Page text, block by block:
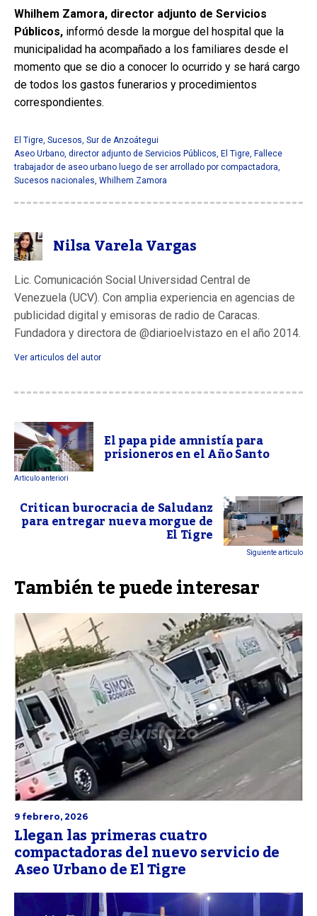
Whilhem Zamora, director adjunto de Servicios
Públicos, informó desde la morgue del hospital que la
municipalidad ha acompañado a los familiares desde el
momento que se dio a conocer lo ocurrido y se hará cargo
de todos los gastos funerarios y procedimientos
correspondientes.
El Tigre, Sucesos, Sur de Anzoátegui
Aseo Urbano, director adjunto de Servicios Públicos, El Tigre, Fallece
trabajador de aseo urbano luego de ser arrollado por compactadora,
Sucesos nacionales, Whilhem Zamora
Nilsa Varela Vargas
Lic. Comunicación Social Universidad Central de
Venezuela (UCV). Con amplia experiencia en agencias de
publicidad digital y emisoras de radio de Caracas.
Fundadora y directora de @diarioelvistazo en el año 2014.
Ver articulos del autor
El papa pide amnistía para
prisioneros en el Año Santo
Articulo anteriori
Critican burocracia de Saludanz
para entregar nueva morgue de
El Tigre
Siguiente articulo
También te puede interesar
9 febrero, 2026
Llegan las primeras cuatro
compactadoras del nuevo servicio de
Aseo Urbano de El Tigre